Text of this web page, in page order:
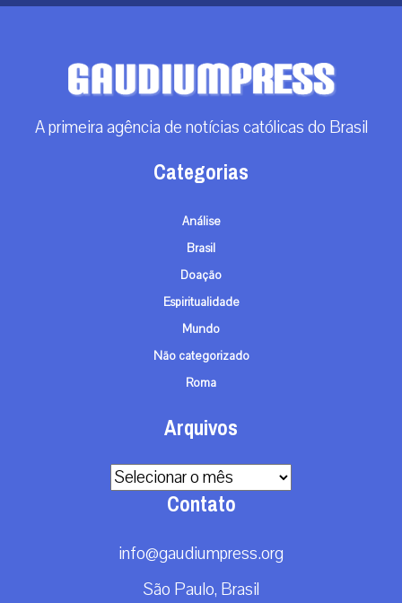
A primeira agência de notícias católicas do Brasil
Categorias
Análise
Brasil
Doação
Espiritualidade
Mundo
Não categorizado
Roma
Arquivos
Arquivos
Contato
info@gaudiumpress.org
São Paulo, Brasil